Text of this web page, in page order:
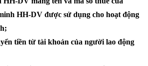
HH-DV được sử dụng cho hoạt động
tiền từ tài khoản của người lao động